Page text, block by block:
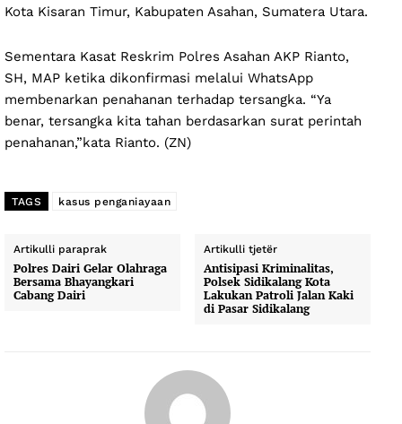
Kota Kisaran Timur, Kabupaten Asahan, Sumatera Utara.
Sementara Kasat Reskrim Polres Asahan AKP Rianto,
SH, MAP ketika dikonfirmasi melalui WhatsApp
membenarkan penahanan terhadap tersangka. “Ya
benar, tersangka kita tahan berdasarkan surat perintah
penahanan,”kata Rianto. (ZN)
TAGS kasus penganiayaan
Artikulli paraprak
Polres Dairi Gelar Olahraga
Bersama Bhayangkari
Cabang Dairi
Artikulli tjetër
Antisipasi Kriminalitas,
Polsek Sidikalang Kota
Lakukan Patroli Jalan Kaki
di Pasar Sidikalang